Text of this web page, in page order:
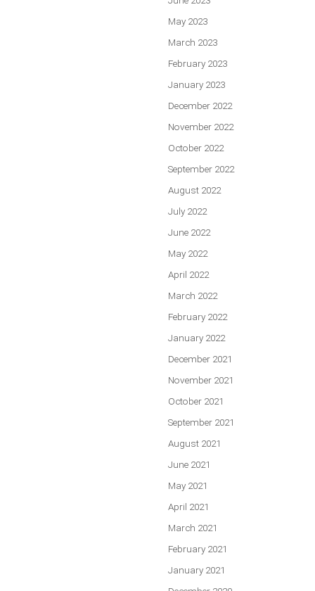
May 2023
March 2023
February 2023
January 2023
December 2022
November 2022
October 2022
September 2022
August 2022
July 2022
June 2022
May 2022
April 2022
March 2022
February 2022
January 2022
December 2021
November 2021
October 2021
September 2021
August 2021
June 2021
May 2021
April 2021
March 2021
February 2021
January 2021